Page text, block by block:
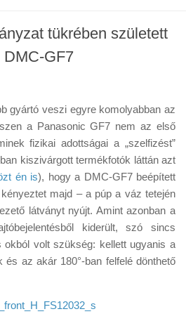
tükrében született
GF7
gyártó veszi egyre komolyabban az
a Panasonic GF7 nem az első
fizikai adottságai a „szelfizést”
kiszivárgott termékfotók láttán azt
én is), hogy a DMC-GF7 beépített
majd – a púp a váz tetején
látványt nyújt. Amint azonban a
kiderült, szó sincs
okból volt szükség: kellett ugyanis a
és az akár 180°-ban felfelé dönthető